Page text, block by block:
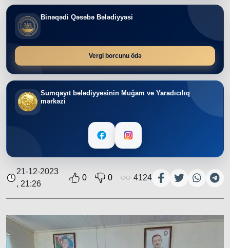
Binəqədi Qəsəbə Bələdiyyəsi
Vergi borcunu ödə
Sumqayıt bələdiyyəsinin Muğam və Yaradıcılıq
mərkəzi
21-12-2023
, 21:26
0 0 4124